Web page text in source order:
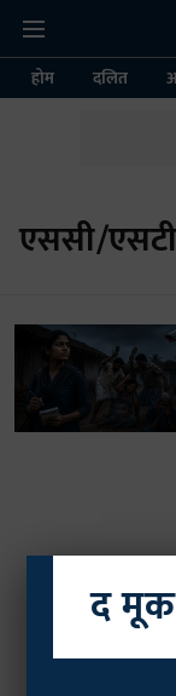
होम दलित
एससी/एसटी
द